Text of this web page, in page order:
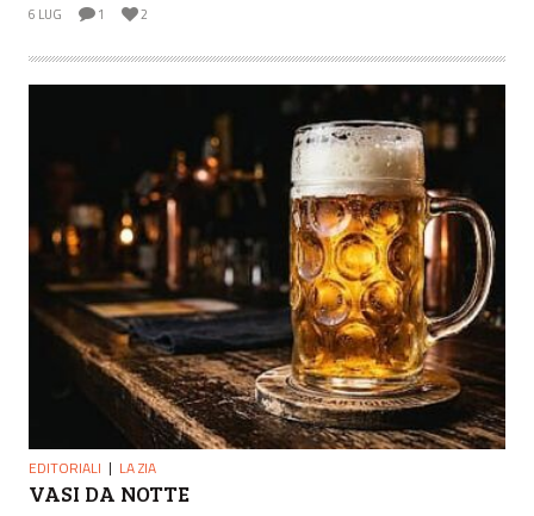
6 LUG 1 2
EDITORIALI LA ZIA
VASI DA NOTTE